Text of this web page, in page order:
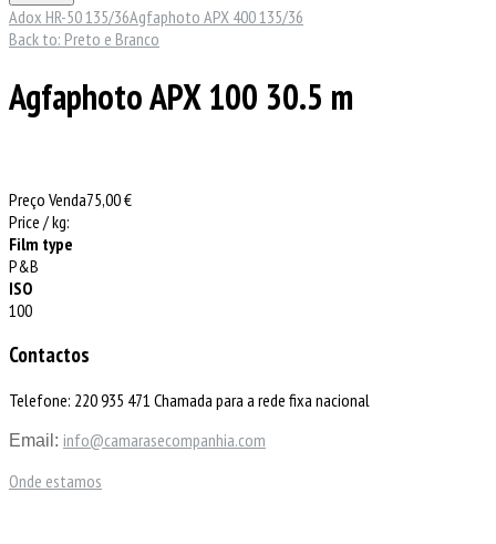
Adox HR-50 135/36Agfaphoto APX 400 135/36
Back to: Preto e Branco
Agfaphoto APX 100 30.5 m
Preço Venda75,00 €
Price / kg:
Film type
P&B
ISO
100
Contactos
Telefone: 220 935 471 Chamada para a rede fixa nacional
Email: info@camarasecompanhia.com
Onde estamos